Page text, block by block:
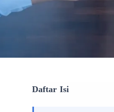
Daftar Isi